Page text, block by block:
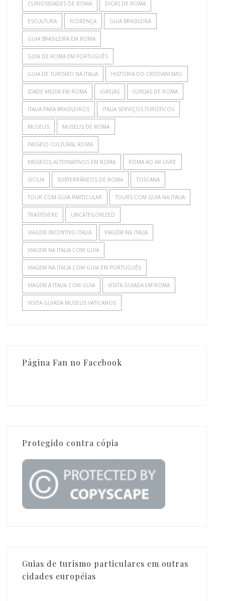
CURIOSIDADES DE ROMA DICAS DE ROMA
ESCULTURA FLORENÇA GUIA BRASILEIRA
GUIA BRASILEIRA EM ROMA
GUIA DE ROMA EM PORTUGUÊS
GUIA DE TURISMO NA ITALIA HISTORIA DO CRISTIANISMO
IDADE MEDIA EM ROMA IGREJAS IGREJAS DE ROMA
ITALIA PARA BRASILEIROS ITALIA SERVIÇOS TURÍSTICOS
MUSEUS MUSEUS DE ROMA
PASSEIO CULTURAL ROMA
PASSEIOS ALTERNATIVOS EM ROMA ROMA AO AR LIVRE
SICILIA SUBTERRÂNEOS DE ROMA TOSCANA
TOUR COM GUIA PARTICULAR TOURS COM GUIA NA ITALIA
TRASTEVERE UNCATEGORIZED
VIAGEM INCENTIVO ITALIA VIAGEM NA ITALIA
VIAGEM NA ITALIA COM GUIA
VIAGEM NA ITALIA COM GUIA EM PORTUGUÊS
VIAGEM À ITALIA COM GUIA VISITA GUIADA EM ROMA
VISITA GUIADA MUSEUS VATICANOS
Página Fan no Facebook
Protegido contra cópia
Guias de turismo particulares em outras
cidades européias